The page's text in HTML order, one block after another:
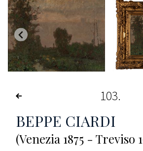
103
BEPPE CIARDI
(Venezia 1875 - Treviso